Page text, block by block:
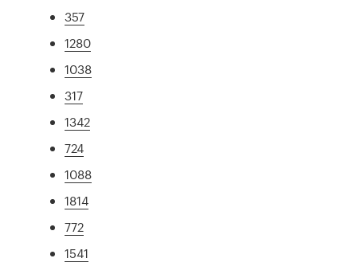
357
1280
1038
317
1342
724
1088
1814
772
1541